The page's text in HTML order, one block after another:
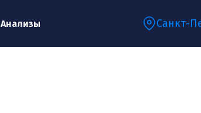
Анализы Санкт-